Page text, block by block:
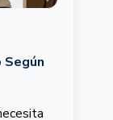
Según